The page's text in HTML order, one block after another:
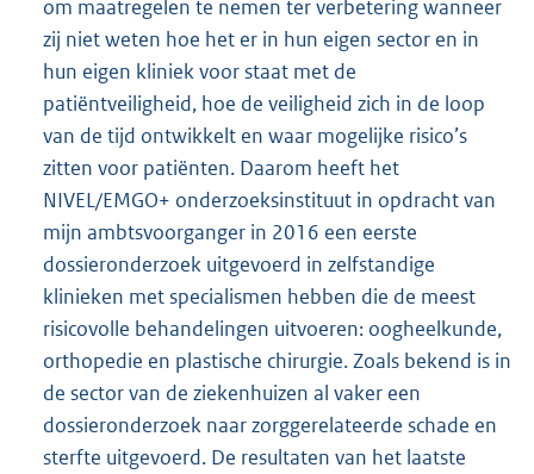
om maatregelen te nemen ter verbetering wanneer
zij niet weten hoe het er in hun eigen sector en in
hun eigen kliniek voor staat met de
patiëntveiligheid, hoe de veiligheid zich in de loop
van de tijd ontwikkelt en waar mogelijke risico’s
zitten voor patiënten. Daarom heeft het
NIVEL/EMGO+ onderzoeksinstituut in opdracht van
mijn ambtsvoorganger in 2016 een eerste
dossieronderzoek uitgevoerd in zelfstandige
klinieken met specialismen hebben die de meest
risicovolle behandelingen uitvoeren: oogheelkunde,
orthopedie en plastische chirurgie. Zoals bekend is in
de sector van de ziekenhuizen al vaker een
dossieronderzoek naar zorggerelateerde schade en
sterfte uitgevoerd. De resultaten van het laatste